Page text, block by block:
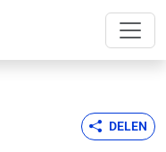
DELEN